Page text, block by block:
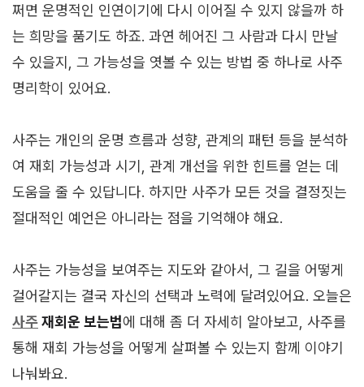
쩌면 운명적인 인연이기에 다시 이어질 수 있지 않을까 하
는 희망을 품기도 하죠. 과연 헤어진 그 사람과 다시 만날
수 있을지, 그 가능성을 엿볼 수 있는 방법 중 하나로 사주
명리학이 있어요.
사주는 개인의 운명 흐름과 성향, 관계의 패턴 등을 분석하
여 재회 가능성과 시기, 관계 개선을 위한 힌트를 얻는 데
도움을 줄 수 있답니다. 하지만 사주가 모든 것을 결정짓는
절대적인 예언은 아니라는 점을 기억해야 해요.
사주는 가능성을 보여주는 지도와 같아서, 그 길을 어떻게
걸어갈지는 결국 자신의 선택과 노력에 달려있어요. 오늘은
사주재회운 보는법에 대해 좀 더 자세히 알아보고, 사주를
통해 재회 가능성을 어떻게 살펴볼 수 있는지 함께 이야기
나눠봐요.